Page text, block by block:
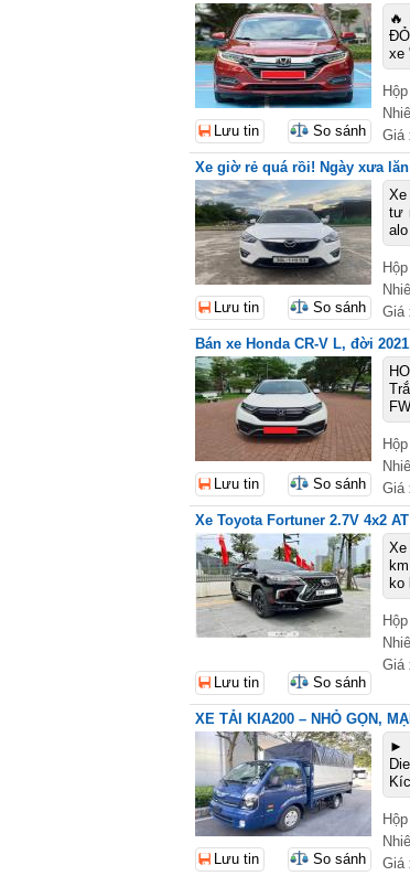
🔥
xe
Giá
Lưu tin So sánh
Xe giờ rẻ quá rồi! Ngày xưa
Xe
tư
Giá
Lưu tin So sánh
Bán xe Honda CR-V L, đời
Giá
Lưu tin So sánh
Xe Toyota Fortuner 2.7V 4x2
Xe
ko
Giá
Lưu tin So sánh
XE TẢI KIA200 – NHỎ GỌN,
►
Giá
Lưu tin So sánh